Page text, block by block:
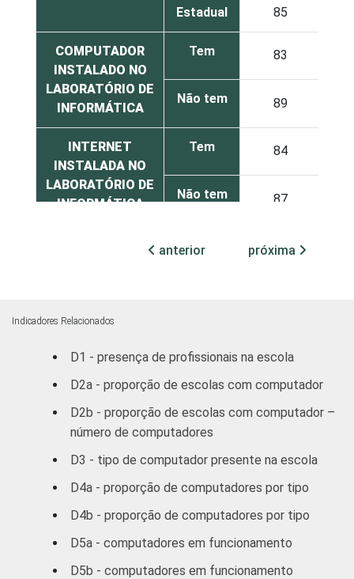
Estadual 85
COMPUTADOR
INSTALADO NO
LABORATÓRIO DE
INFORMÁTICA
Tem 83
Não tem 89
INTERNET
INSTALADA NO
LABORATÓRIO DE
INFORMÁTICA
Tem 84
Não tem 87
Base: 497 diretores de escolas com
anterior próxima
Indicadores Relacionados
D1 - presença de profissionais na escola
D2a - proporção de escolas com computador
D2b - proporção de escolas com computador –
número de computadores
D3 - tipo de computador presente na escola
D4a - proporção de computadores por tipo
D4b - proporção de computadores por tipo
D5a - computadores em funcionamento
D5b - computadores em funcionamento